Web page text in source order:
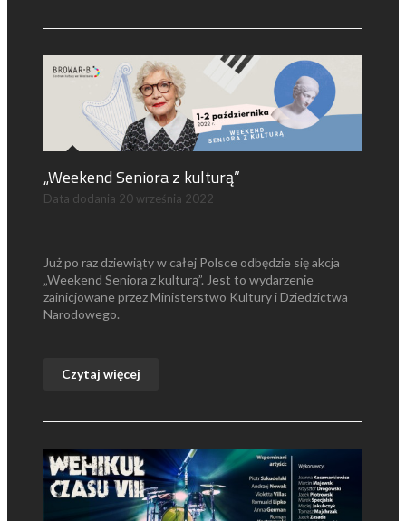
„Weekend Seniora z kulturą”
Data dodania 20 września 2022
Już po raz dziewiąty w całej Polsce odbędzie się akcja
„Weekend Seniora z kulturą”. Jest to wydarzenie
zainicjowane przez Ministerstwo Kultury i Dziedzictwa
Narodowego.
Czytaj więcej